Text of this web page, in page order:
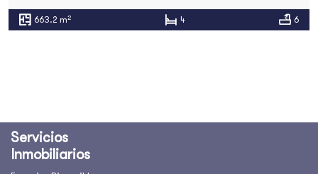
663.2 m2 4 6
Servicios
Inmobiliarios